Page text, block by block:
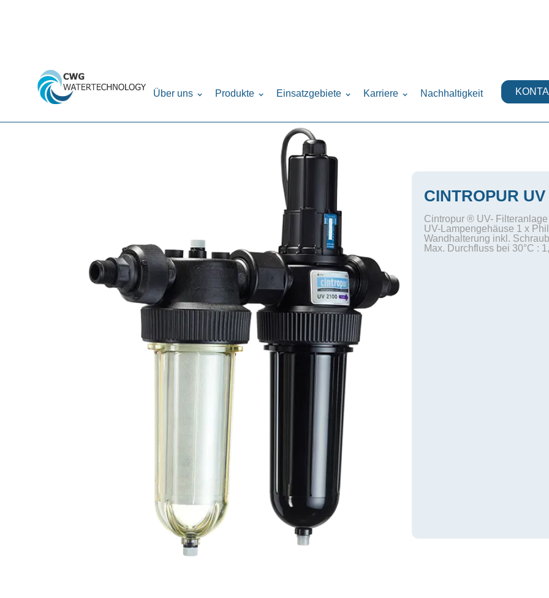
Über uns Produkte Einsatzgebiete Karriere Nachhaltigkeit
Home
CINTROPUR
Cintropur ® UV-
UV-Lampengehäuse 1 x
Wandhalterung inkl.
Max. Durchfluss bei 30°C :